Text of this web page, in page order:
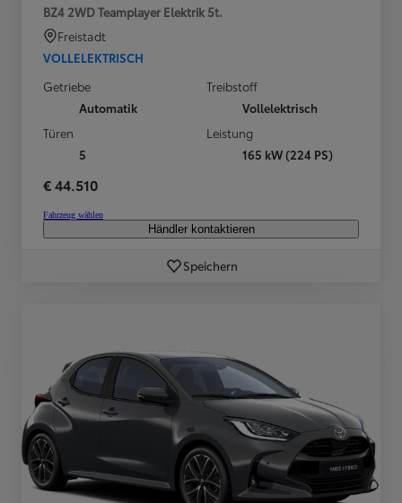
BZ4 2WD Teamplayer Elektrik 5t.
Freistadt
VOLLELEKTRISCH
Getriebe
Automatik
Treibstoff
Vollelektrisch
Türen
5
Leistung
165 kW (224 PS)
€ 44.510
Fahrzeug wählen
Händler kontaktieren
Speichern